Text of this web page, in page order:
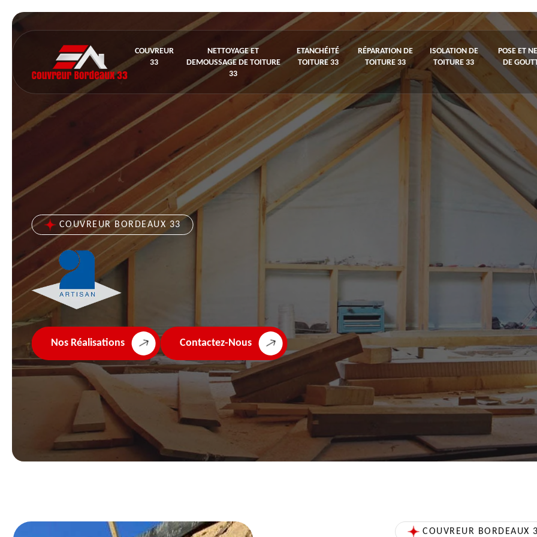
COUVREUR
33
NETTOYAGE ET
DEMOUSSAGE DE TOITURE
33
ETANCHÉITÉ
TOITURE 33
RÉPARATION DE
TOITURE 33
ISOLATION DE
TOITURE 33
POSE ET
DE
COUVREUR BORDEAUX 33
Nos Réalisations Contactez-Nous
COUVREUR BORDEAUX